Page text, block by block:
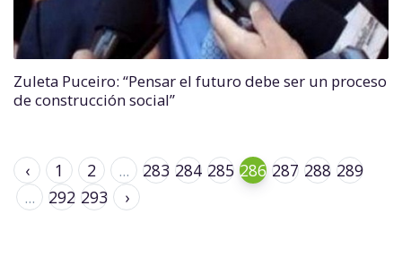
Zuleta Puceiro: “Pensar el futuro debe ser un proceso
de construcción social”
‹ 1 2 ... 283 284 285 286 287 288 289
...
292 293 ›